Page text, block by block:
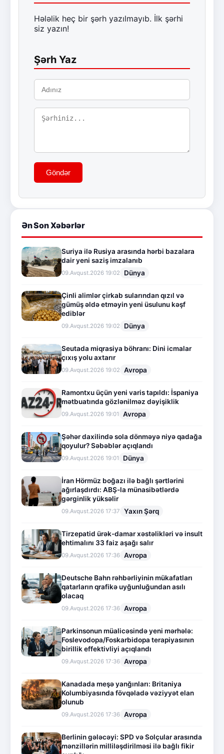
Hələlik heç bir şərh yazılmayıb. İlk şərhi
siz yazın!
Şərh Yaz
Göndər
Ən Son Xəbərlər
Suriya ilə Rusiya arasında hərbi bazalara
dair yeni saziş imzalanıb
09.Avqust.2026 19:02 Dünya
Çinli alimlər çirkab sularından qızıl və
gümüş əldə etməyin yeni üsulunu kəşf
ediblər
09.Avqust.2026 19:02 Dünya
Seutada miqrasiya böhranı: Dini icmalar
çıxış yolu axtarır
09.Avqust.2026 19:02 Avropa
Ramontxu üçün yeni varis tapıldı: İspaniya
mətbuatında gözlənilməz dəyişiklik
09.Avqust.2026 19:01 Avropa
Şəhər daxilində sola dönməyə niyə qadağa
qoyulur? Səbəblər açıqlandı
09.Avqust.2026 19:01 Dünya
İran Hörmüz boğazı ilə bağlı şərtlərini
ağırlaşdırdı: ABŞ-la münasibətlərdə
gərginlik yüksəlir
09.Avqust.2026 17:37 Yaxın Şərq
Tirzepatid ürək-damar xəstəlikləri və insult
ehtimalını 33 faiz aşağı salır
09.Avqust.2026 17:36 Avropa
Deutsche Bahn rəhbərliyinin mükafatları
qatarların qrafikə uyğunluğundan asılı
olacaq
09.Avqust.2026 17:36 Avropa
Parkinsonun müalicəsində yeni mərhələ:
Foslevodopa/Foskarbidopa terapiyasının
birillik effektivliyi açıqlandı
09.Avqust.2026 17:36 Avropa
Kanadada meşə yanğınları: Britaniya
Kolumbiyasında fövqəladə vəziyyət elan
olunub
09.Avqust.2026 17:36 Avropa
Berlinin gələcəyi: SPD və Solçular arasında
mənzillərin milliləşdirilməsi ilə bağlı fikir